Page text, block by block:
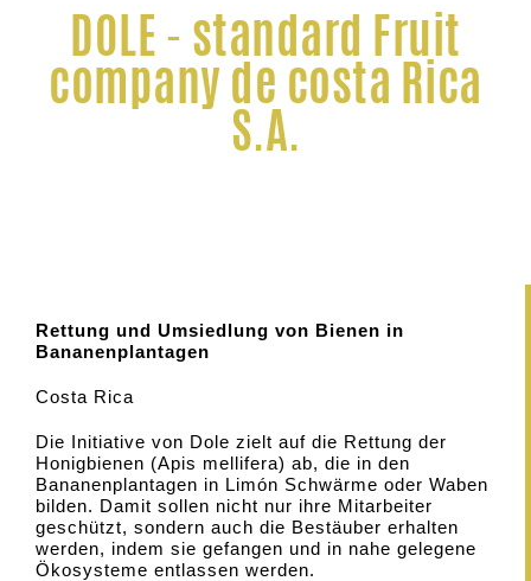
DOLE - standard Fruit
company de costa Rica
S.A.
Rettung und Umsiedlung von Bienen in
Bananenplantagen
Costa Rica
Die Initiative von Dole zielt auf die Rettung der
Honigbienen (Apis mellifera) ab, die in den
Bananenplantagen in Limón Schwärme oder Waben
bilden. Damit sollen nicht nur ihre Mitarbeiter
geschützt, sondern auch die Bestäuber erhalten
werden, indem sie gefangen und in nahe gelegene
Ökosysteme entlassen werden.